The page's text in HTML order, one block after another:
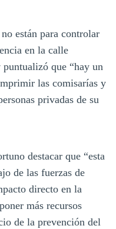
están para controlar
en la calle
que “hay un
las comisarías y
privadas de su
destacar que “esta
de las fuerzas de
directo en la
más recursos
de la prevención del